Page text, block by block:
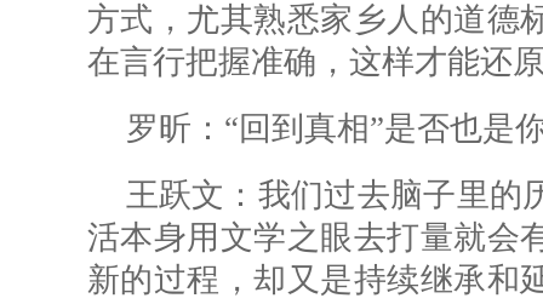
方式，尤其熟悉家乡人的道德
在言行把握准确，这样才能还
罗昕： “回到真相”是否也是
王跃文：我们过去脑子里的
活本身用文学之眼去打量就会
新的过程，却又是持续继承和